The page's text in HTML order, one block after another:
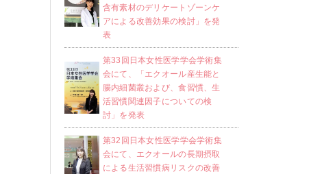
含有素材のデリケートゾーンケ
アによる改善効果の検討」を発
表
第33回日本女性医学学会学術集
会にて、「エクオール産生能と
腸内細菌叢および、食習慣、生
活習慣関連因子についての検
討」を発表
第32回日本女性医学学会学術集
会にて、エクオールの長期摂取
による生活習慣病リスクの改善